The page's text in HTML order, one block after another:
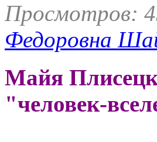
Просмотров:
Федоровна
Майя
"человек-